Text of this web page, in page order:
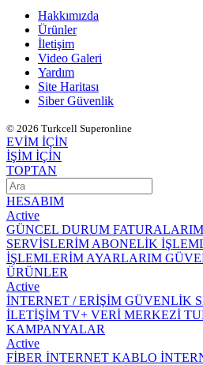
Hakkımızda
Ürünler
İletişim
Video Galeri
Yardım
Site Haritası
Siber Güvenlik
© 2026 Turkcell Superonline
EVİM İÇİN
İŞİM İÇİN
TOPTAN
HESABIM
Active
GÜNCEL DURUM FATURALARIM
SERVİSLERİMABONELİK
İŞLEMLERİMAYARLARIM
ÜRÜNLER
Active
İNTERNET / ERİŞİM GÜVENLİK
İLETİŞİM TV+ VERİ MERKEZİ
KAMPANYALAR
Active
FİBER İNTERNET KABLO